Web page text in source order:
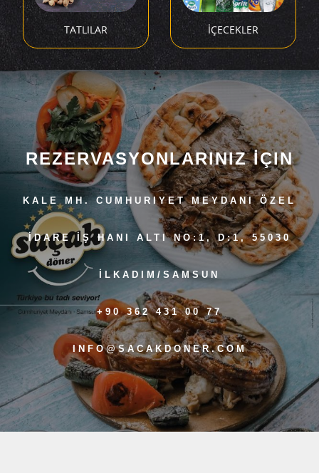
TATLILAR İÇECEKLER
REZERVASYONLARINIZ İÇIN
KALE MH. CUMHURIYET MEYDANI ÖZEL
İDARE İŞ HANI ALTI NO:1, D:1, 55030
İLKADIM/SAMSUN
+90 362 431 00 77
INFO@SACAKDONER.COM